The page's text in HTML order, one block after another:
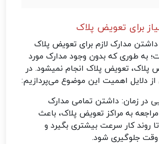
برای تعویض پلاک
مدارک لازم برای تعویض پلاک
به طوری که بدون وجود مدارک مورد
پلاک، تعویض پلاک انجام نمیشود. در
از دلایل اهمیت این موضوع می‌پردازیم:
در زمان: داشتن تمامی مدارک
به مراکز تعویض پلاک، باعث
روند کار سرعت بیشتری بگیرد و
وقت جلوگیری شود.